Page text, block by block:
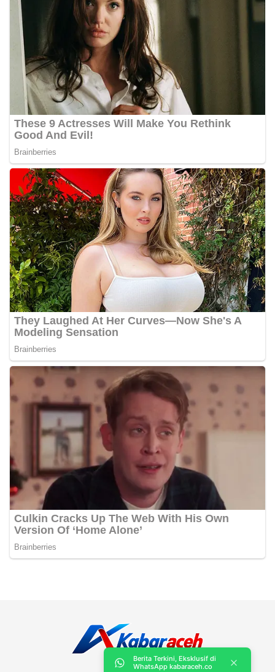
Berita Terkini, Eksklusif di
WhatsApp kabaraceh.co